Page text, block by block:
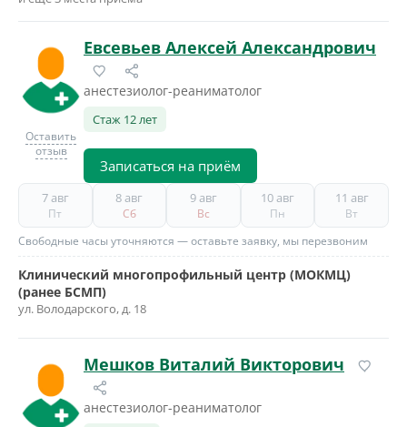
Оставить
отзыв
Евсевьев Алексей Александрович
анестезиолог-реаниматолог
Стаж 12 лет
Записаться на приём
7 авг
Пт
8 авг
Сб
9 авг
Вс
10 авг
Пн
11 авг
Вт
Свободные часы уточняются — оставьте заявку, мы перезвоним
Клинический многопрофильный центр (МОКМЦ)
(ранее БСМП)
ул. Володарского, д. 18
Мешков Виталий Викторович
анестезиолог-реаниматолог